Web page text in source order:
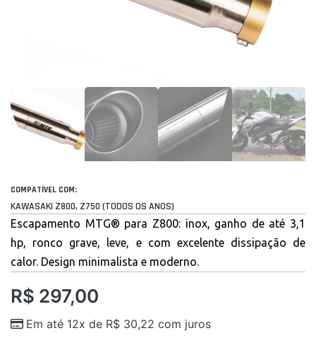
COMPATÍVEL COM:
KAWASAKI Z800, Z750 (TODOS OS ANOS)
Escapamento MTG® para Z800: inox, ganho de até 3,1
hp, ronco grave, leve, e com excelente dissipação de
calor. Design minimalista e moderno.
R$ 297,00
Em até 12x de R$ 30,22 com juros